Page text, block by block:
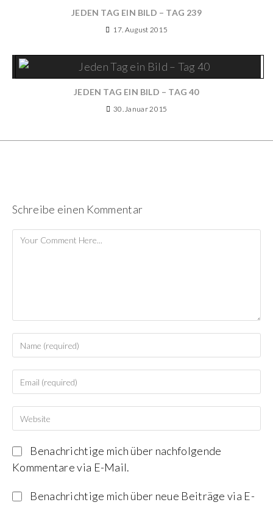
JEDEN TAG EIN BILD – TAG 239
17. August 2015
JEDEN TAG EIN BILD – TAG 40
30. Januar 2015
Schreibe einen Kommentar
Benachrichtige mich über nachfolgende
Kommentare via E-Mail.
Benachrichtige mich über neue Beiträge via E-